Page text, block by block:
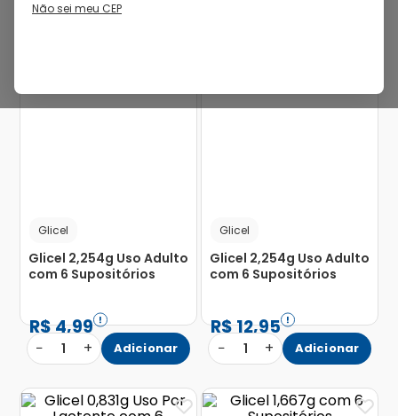
Não sei meu CEP
Glicel
Glicel 2,254g Uso Adulto
com 6 Supositórios
R$4,99
− 1 + Adicionar
Glicel
Glicel 2,254g Uso Adulto
com 6 Supositórios
R$12,95
− 1 + Adicionar